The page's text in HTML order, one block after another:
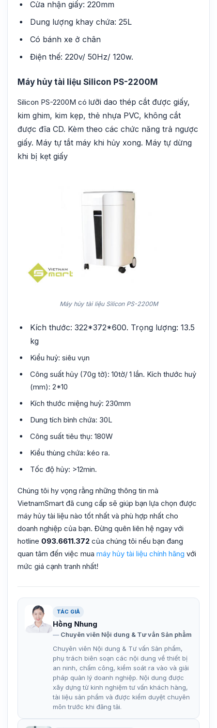
Cửa nhận giấy: 220mm
Dung lượng khay chứa: 25L
Có bánh xe ở chân
Điện thế: 220v/ 50Hz/ 120w.
Máy hủy tài liệu Silicon PS-2200M
Silicon PS-2200M có lưỡi dao thép cắt được giấy,
kim ghim, kim kẹp, thẻ nhựa PVC, không cắt
được đĩa CD. Kèm theo các chức năng trả ngược
giấy. Máy tự tắt máy khi hủy xong. Máy tự dừng
khi bị kẹt giấy
Máy hủy tài liệu Silicon PS-2200M
Kích thước: 322*372*600. Trọng lượng: 13.5
kg
Kiểu huỷ: siêu vụn
Công suất hủy (70g tờ): 10tờ/ 1 lần. Kích thước huỷ
(mm): 2*10
Kích thước miệng huỷ: 230mm
Dung tích bình chứa: 30L
Công suất tiêu thụ: 180W
Kiểu thùng chứa: kéo ra.
Tốc độ hủy: >12min.
Chúng tôi hy vọng rằng những thông tin mà
VietnamSmart đã cung cấp sẽ giúp bạn lựa chọn được
máy hủy tài liệu nào tốt nhất và phù hợp nhất cho
doanh nghiệp của bạn. Đừng quên liên hệ ngay với
hotline 093.6611.372 của chúng tôi nếu bạn đang
quan tâm đến việc mua máy hủy tài liệu chính hãng với
mức giá cạnh tranh nhất!
TÁC GIẢ
Hồng Nhung
Chuyên viên Nội dung & Tư vấn Sản phẩm
Chuyên viên Nội dung & Tư vấn Sản phẩm,
phụ trách biên soạn các nội dung về thiết bị
an ninh, chấm công, kiểm soát ra vào và giải
pháp quản lý doanh nghiệp. Nội dung được
xây dựng từ kinh nghiệm tư vấn khách hàng,
tài liệu sản phẩm và được kiểm duyệt chuyên
môn trước khi đăng tải.